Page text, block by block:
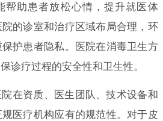
帮助患者放松心情，提升就医体
的诊室和治疗区域布局合理，环
护患者隐私。医院在消毒卫生方
诊疗过程的安全性和卫生性。
在资质、医生团队、技术设备和
医疗机构应有的规范性。对于皮